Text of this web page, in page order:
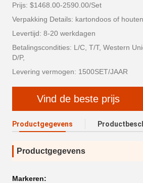
Prijs: $1468.00-2590.00/Set
Verpakking Details: kartondoos of
Levertijd: 8-20 werkdagen
Betalingscondities: L/C, T/T, Western
D/P,
Levering vermogen: 1500SET/JAAR
Vind de beste prijs
Productgegevens
Productgegevens
Markeren: